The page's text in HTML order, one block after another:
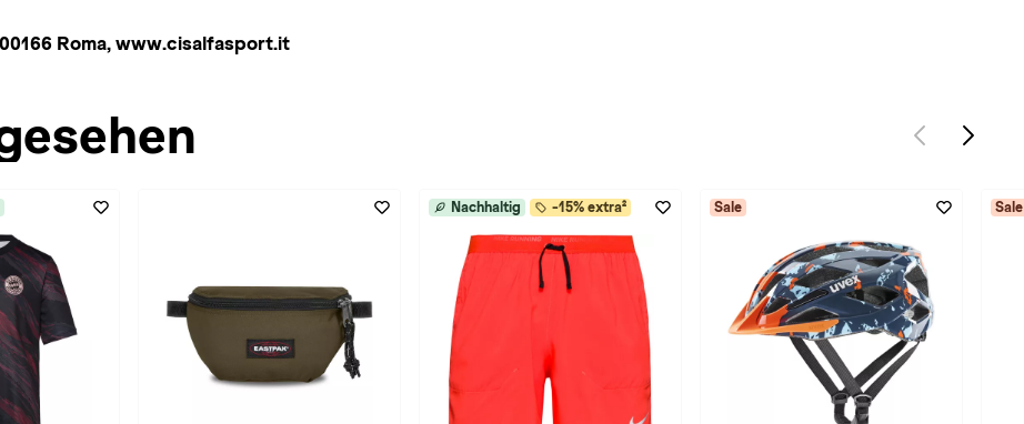
Roma, www.cisalfasport.it
Nachhaltig -15% extra² Sale Sale